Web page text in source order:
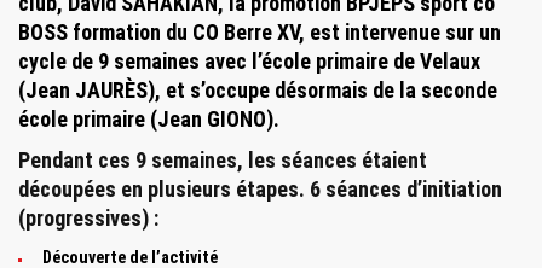
BOSS formation du CO Berre XV, est intervenue sur un
cycle de 9 semaines avec l’école primaire de Velaux
(Jean JAURÈS), et s’occupe désormais de la seconde
école primaire (Jean GIONO).
Pendant ces 9 semaines, les séances étaient
découpées en plusieurs étapes. 6 séances d’initiation
(progressives) :
Découverte de l’activité